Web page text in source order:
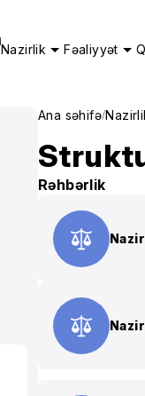
Nazirlik Fəaliyyət
Ana səhifə/
Rəhbərlik
Nazir